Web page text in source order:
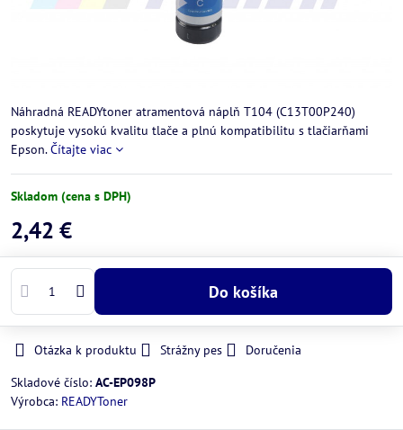
Náhradná READYtoner atramentová náplň T104 (C13T00P240)
poskytuje vysokú kvalitu tlače a plnú kompatibilitu s tlačiarňami
Epson.Čítajte viac
Skladom (cena s DPH)
2,42 €
Do košíka
Otázka k produktu Strážny pes
Doručenia
Skladové číslo: AC-EP098P
Výrobca: READYToner